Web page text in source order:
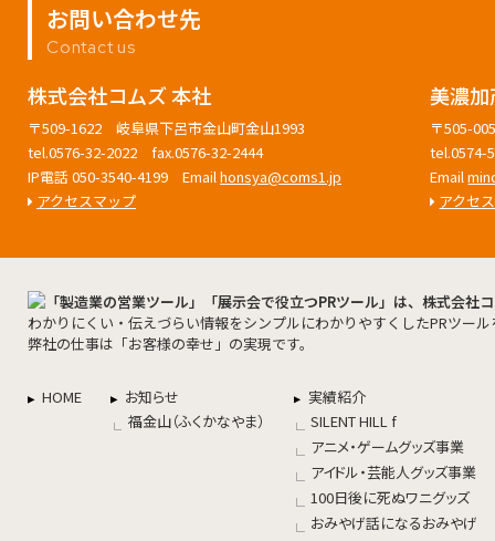
お問い合わせ先
Contact us
株式会社コムズ 本社
〒509-1622 岐阜県下呂市金山町金山1993
tel.0576-32-2022 fax.0576-32-2444
IP電話 050-3540-4199 Emailhonsya@coms1.jp
アクセスマップ
美濃
〒505-
tel.0574-
Email
アクセ
わかりにくい・伝えづらい情報をシンプルにわかりやすくしたPRツー
弊社の仕事は「お客様の幸せ」の実現です。
HOME
お知らせ
福金山（ふくかなやま）
実績紹介
SILENT HILL f
アニメ・ゲームグッズ事業
アイドル・芸能人グッズ事業
100日後に死ぬワニグッズ
おみやげ話になるおみやげ